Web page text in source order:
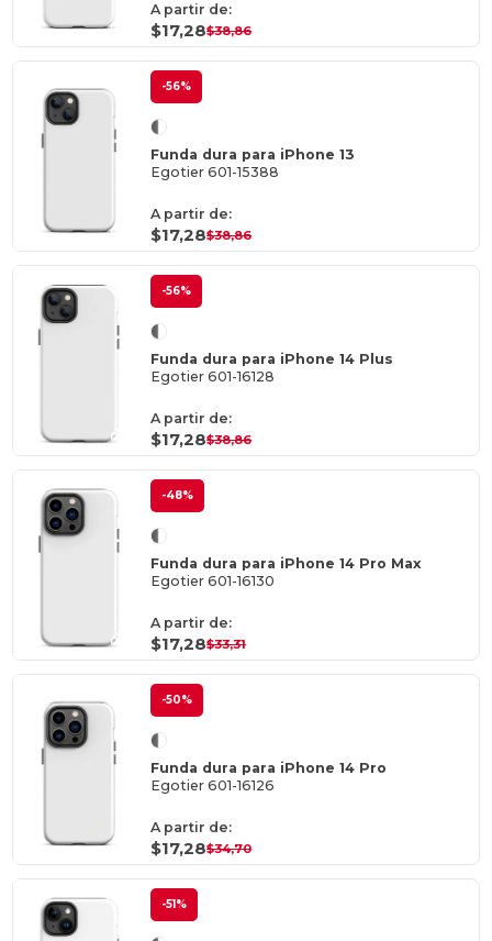
A partir de:
$17,28$38,86
-56%
Funda dura para iPhone 13
Egotier 601-15388
A partir de:
$17,28$38,86
-56%
Funda dura para iPhone 14 Plus
Egotier 601-16128
A partir de:
$17,28$38,86
-48%
Funda dura para iPhone 14 Pro Max
Egotier 601-16130
A partir de:
$17,28$33,31
-50%
Funda dura para iPhone 14 Pro
Egotier 601-16126
A partir de:
$17,28$34,70
-51%